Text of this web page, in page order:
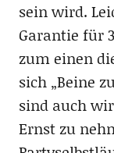
sein wird.
Garantie für
zum einen
sich „Beine
sind auch
Ernst zu